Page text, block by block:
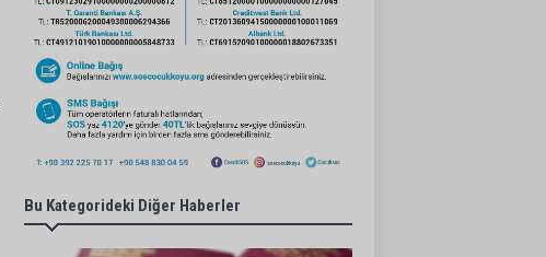
Bu Kategorideki Diğer Haberler